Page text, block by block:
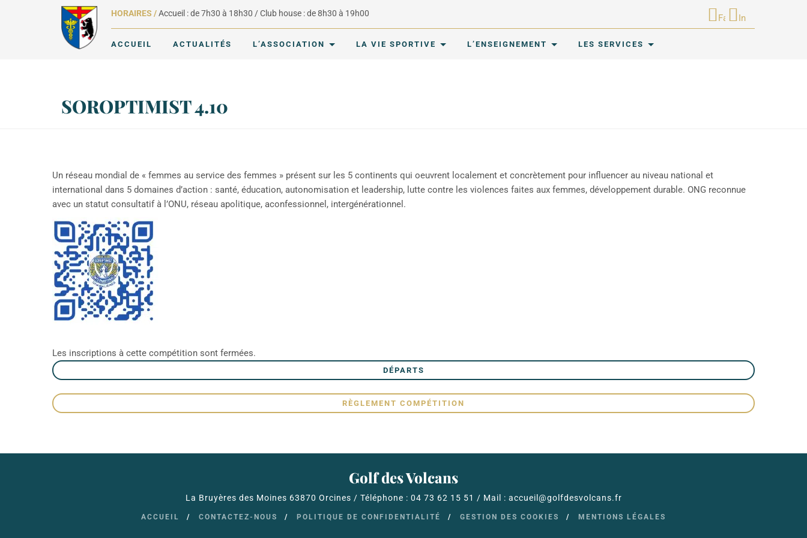
HORAIRES /Accueil : de 7h30 à 18h30 / Club house : de 8h30 à 19h00 FacebookInstagram
ACCUEIL ACTUALITÉS L’ASSOCIATION LA VIE SPORTIVE L’ENSEIGNEMENT LES SERVICES
SOROPTIMIST 4.10
Un réseau mondial de « femmes au service des femmes » présent sur les 5 continents qui oeuvrent localement et concrètement pour influencer au niveau national et
international dans 5 domaines d’action : santé, éducation, autonomisation et leadership, lutte contre les violences faites aux femmes, développement durable. ONG reconnue
avec un statut consultatif à l’ONU, réseau apolitique, aconfessionnel, intergénérationnel.
Les inscriptions à cette compétition sont fermées.
DÉPARTS
RÈGLEMENT COMPÉTITION
Golf des Volcans
La Bruyères des Moines 63870 Orcines / Téléphone : 04 73 62 15 51 / Mail : accueil@golfdesvolcans.fr
ACCUEIL CONTACTEZ-NOUS POLITIQUE DE CONFIDENTIALITÉ GESTION DES COOKIES MENTIONS LÉGALES